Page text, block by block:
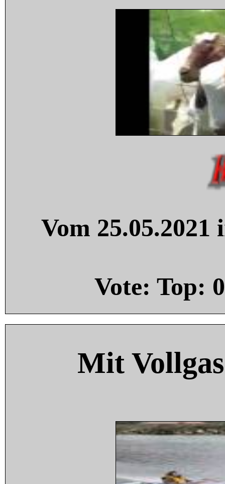
Vom
Vote: Top: 0
Mit